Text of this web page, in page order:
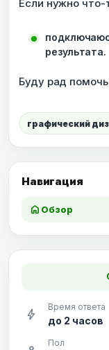
Навигация
home Обзор
Если нужно что-
результата.
Буду рад помочь
графический
bolt Время ответа
до 2 часов
Пол